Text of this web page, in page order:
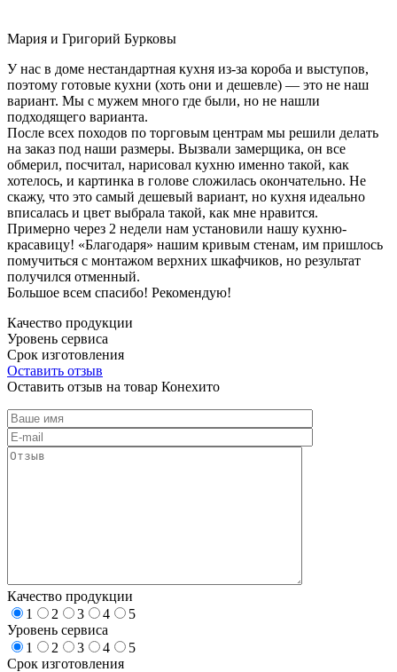
Мария и Григорий Бурковы
У нас в доме нестандартная кухня из-за короба и выступов,
поэтому готовые кухни (хоть они и дешевле) — это не наш
вариант. Мы с мужем много где были, но не нашли
подходящего варианта.
После всех походов по торговым центрам мы решили делать
на заказ под наши размеры. Вызвали замерщика, он все
обмерил, посчитал, нарисовал кухню именно такой, как
хотелось, и картинка в голове сложилась окончательно. Не
скажу, что это самый дешевый вариант, но кухня идеально
вписалась и цвет выбрала такой, как мне нравится.
Примерно через 2 недели нам установили нашу кухню-
красавицу! «Благодаря» нашим кривым стенам, им пришлось
помучиться с монтажом верхних шкафчиков, но результат
получился отменный.
Большое всем спасибо! Рекомендую!
Качество продукции
Уровень сервиса
Срок изготовления
Оставить отзыв
Оставить отзыв на товар Конехито
Качество продукции
1
2 3 4
5
Уровень сервиса
1
2 3 4
5
Срок изготовления